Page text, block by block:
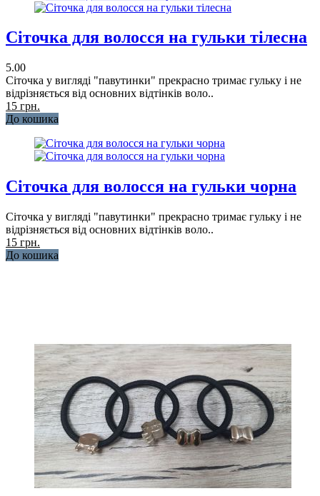
Сіточка для волосся на гульки тілесна
5.00
Сіточка у вигляді "павутинки" прекрасно тримає гульку і не
відрізняється від основних відтінків воло..
15 грн.
До кошика
Сіточка для волосся на гульки чорна
Сіточка у вигляді "павутинки" прекрасно тримає гульку і не
відрізняється від основних відтінків воло..
15 грн.
До кошика